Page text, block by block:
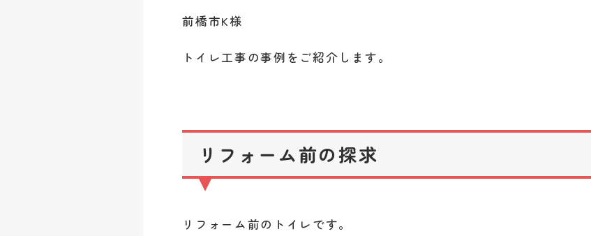
前橋市K様
トイレ工事の事例をご紹介します。
リフォーム前の探求
リフォーム前のトイレです。